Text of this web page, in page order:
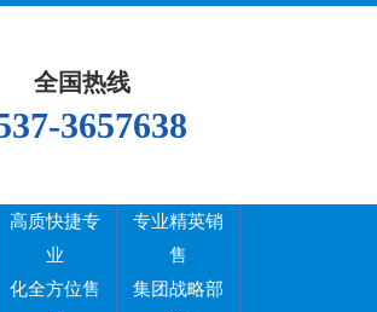
全国热线
3657638
高质快捷专
业
化全方位售
专业精英销
售
集团战略部